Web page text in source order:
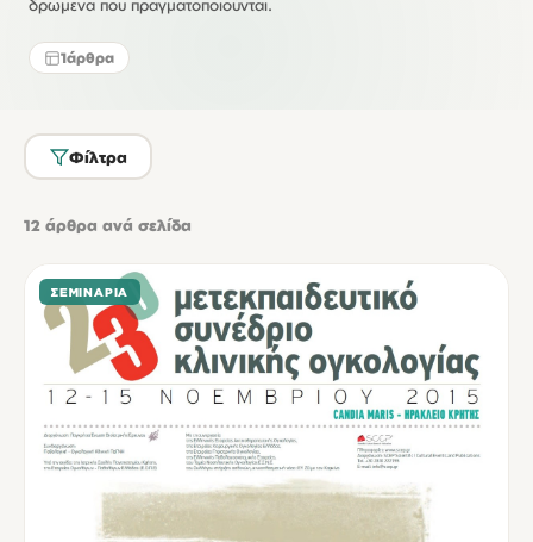
δρώμενα που πραγματοποιούνται.
1άρθρα
Φίλτρα
12 άρθρα ανά σελίδα
ΣΕΜΙΝΆΡΙΑ